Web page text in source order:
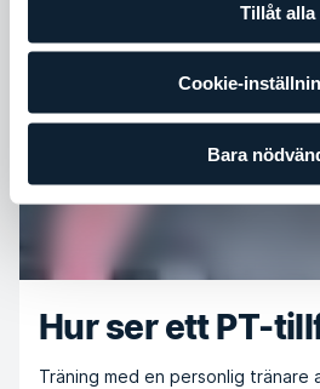
Tillåt alla
Cookie-
Bara
Hur ser ett PT-
Träning med en personlig tränare